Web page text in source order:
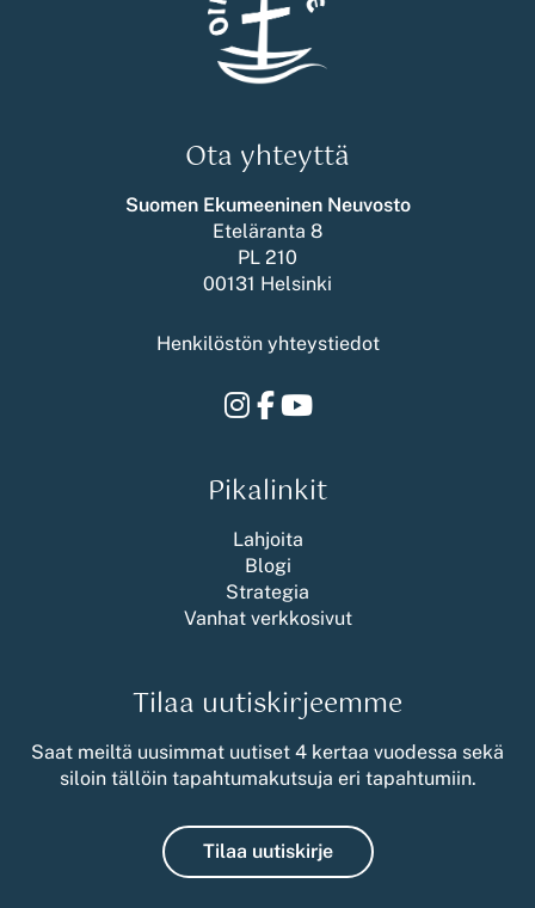
Ota yhteyttä
Suomen Ekumeeninen Neuvosto
Eteläranta 8
PL 210
00131 Helsinki
Henkilöstön yhteystiedot
Instagram
Facebook
Youtube
Pikalinkit
Lahjoita
Blogi
Strategia
Vanhat verkkosivut
Tilaa uutiskirjeemme
Saat meiltä uusimmat uutiset 4 kertaa vuodessa sekä
siloin tällöin tapahtumakutsuja eri tapahtumiin.
Tilaa uutiskirje